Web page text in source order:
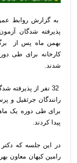
به گزارش روابط
بهمن ماه پس از
کارخانه برای طی
شدند.
32 نفر از
رانندگان جرثقیل و
برای طی دوره یک
پیدا کردند.
در این جلسه که دکتر
رامین کیهان معاون